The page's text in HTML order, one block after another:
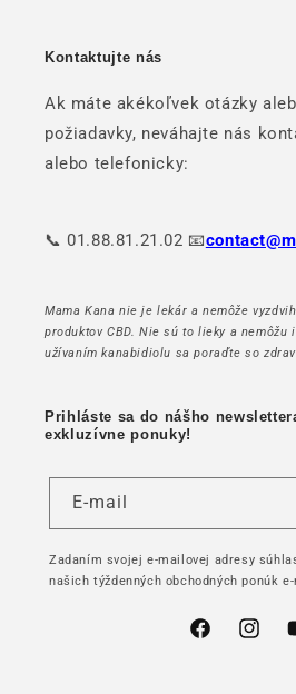
Kontaktujte nás
Ak máte akékoľvek otázky
požiadavky, neváhajte nás
alebo telefonicky:
📞 01.88.81.21.02 📧
Mama Kana nie je lekár a nemôže
produktov CBD. Nie sú to lieky a nemôžu
užívaním kanabidiolu sa poraďte so
Prihláste sa do nášho
exkluzívne ponuky!
E-mail
Zadaním svojej e-mailovej adresy
našich týždenných obchodných ponúk
Facebook